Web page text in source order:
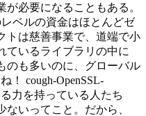
必要になることもある。
ベルの資金はほとんどゼ
トは慈善事業で、道端で小
ているライブラリの中に
のも多いのに、グローバル
！ cough-OpenSSL-
力を持っている人たち
いってこと。だから、